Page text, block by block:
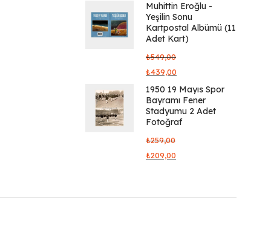
Muhittin Eroğlu -
Yeşilin Sonu
Kartpostal Albümü (11
Adet Kart)
₺549,00
₺439,00
1950 19 Mayıs Spor
Bayramı Fener
Stadyumu 2 Adet
Fotoğraf
₺259,00
₺209,00